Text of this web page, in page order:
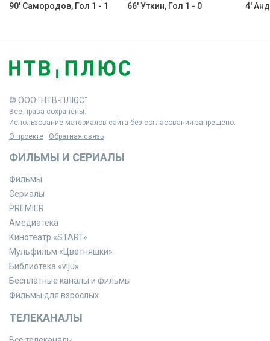
90' Самородов, Гол 1 - 1 66' Уткин, Гол 1 - 0 4'
© ООО "НТВ-ПЛЮС"
Все права сохранены.
Использование материалов сайта без согласования запрещено.
О проекте
Обратная связь
ФИЛЬМЫ И СЕРИАЛЫ
Фильмы
Сериалы
PREMIER
Амедиатека
Кинотеатр «START»
Мульфильм «Цветняшки»
Библиотека «viju»
Бесплатные каналы и фильмы
Фильмы для взрослых
ТЕЛЕКАНАЛЫ